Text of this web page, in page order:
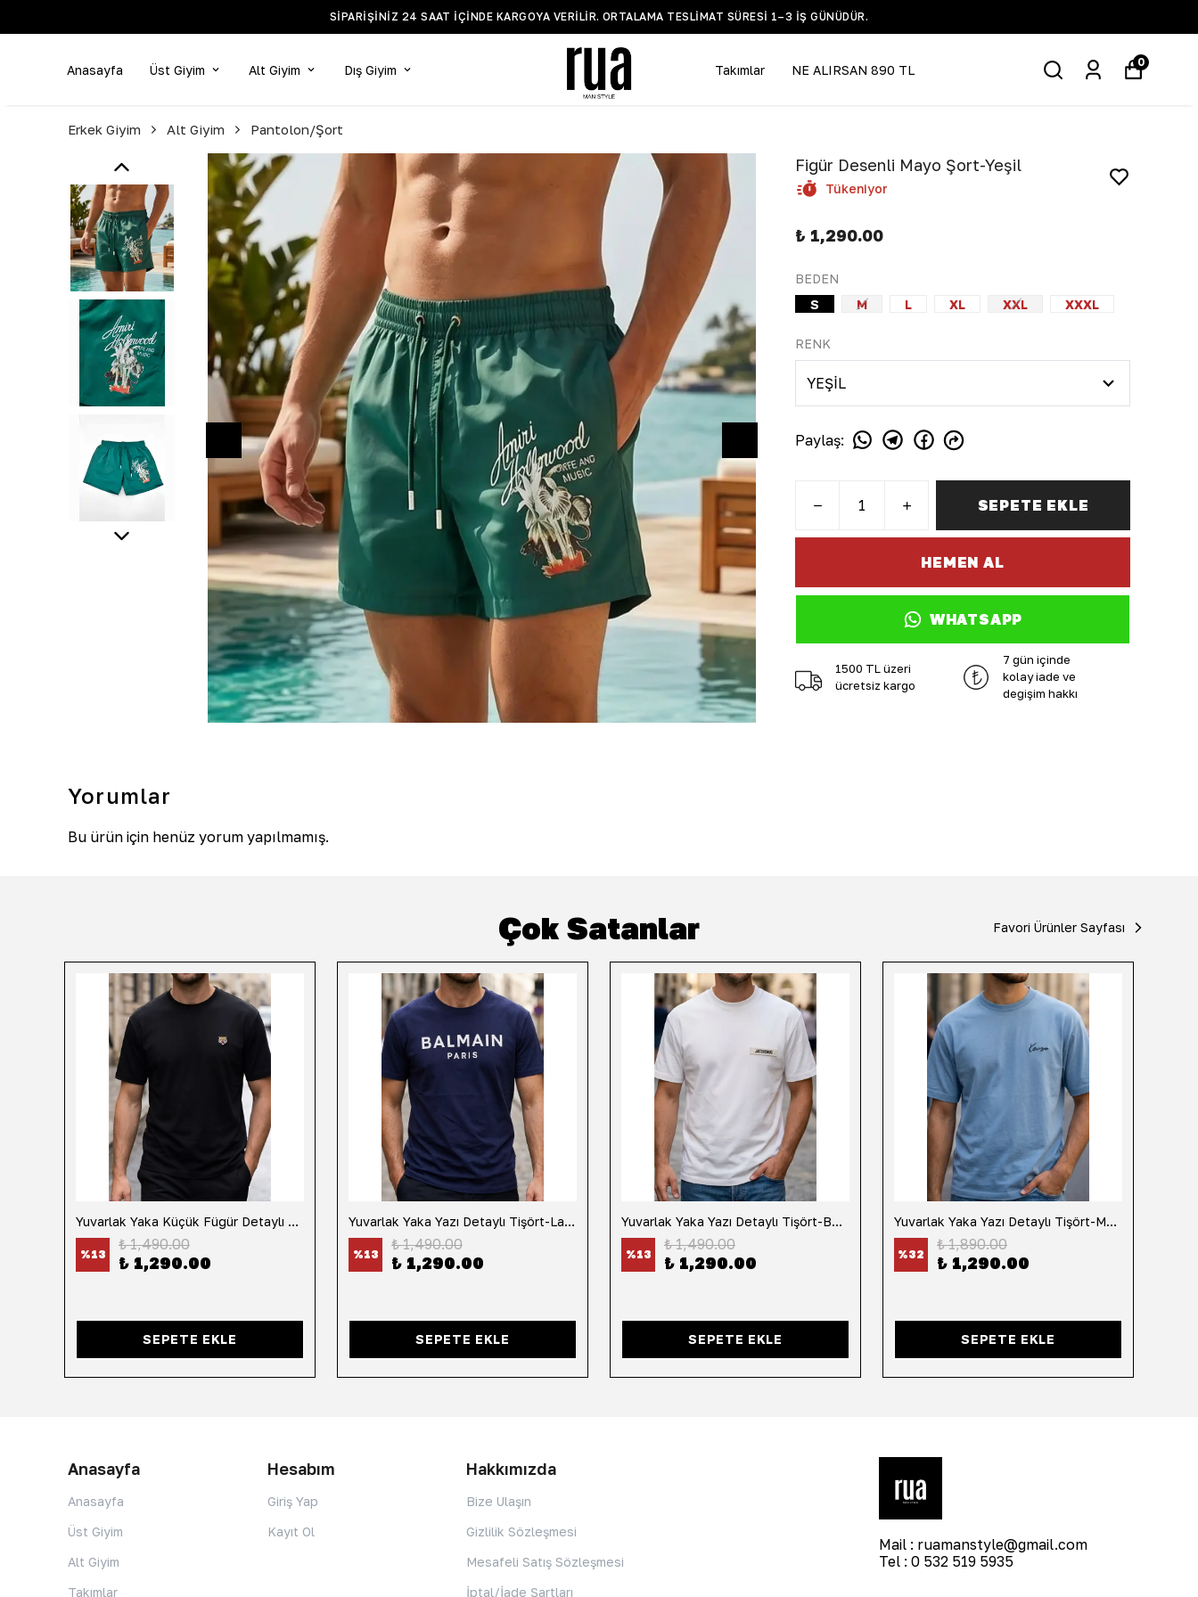
BİLGİ VE DESTEK WHATSAPP HATTI +90 532 519 5935
Anasayfa Üst Giyim Alt Giyim Dış Giyim Takımlar NE ALIRSAN 890 TL
0
Erkek Giyim Alt Giyim Pantolon/Şort
Figür Desenli Mayo Şort-Yeşil
Tükeniyor
₺ 1,290.00
BEDEN
S
M L XL XXL XXXL
RENK
Paylaş:
SEPETE EKLE
HEMEN AL
WHATSAPP
1500 TL üzeri
ücretsiz kargo
7 gün içinde
kolay iade ve
değişim hakkı
Yorumlar
Bu ürün için henüz yorum yapılmamış.
Çok Satanlar Favori Ürünler Sayfası
Yuvarlak Yaka Küçük Fügür Detaylı Tişört-Siyah
%13
₺ 1,490.00
₺ 1,290.00
SEPETE EKLE
Yuvarlak Yaka Yazı Detaylı Tişört-Lacivert
%13
₺ 1,490.00
₺ 1,290.00
SEPETE EKLE
Yuvarlak Yaka Yazı Detaylı Tişört-Beyaz
%13
₺ 1,490.00
₺ 1,290.00
SEPETE EKLE
Yuvarlak Yaka Yazı Detaylı Tişört-Mavi
%32
₺ 1,890.00
₺ 1,290.00
SEPETE EKLE
Anasayfa
Anasayfa
Üst Giyim
Alt Giyim
Takımlar
Hesabım
Giriş Yap
Kayıt Ol
Hakkımızda
Bize Ulaşın
Gizlilik Sözleşmesi
Mesafeli Satış Sözleşmesi
İptal/İade Şartları
Mail : ruamanstyle@gmail.com
Tel : 0 532 519 5935